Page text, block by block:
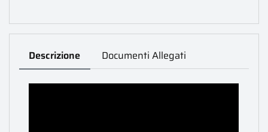
Descrizione Documenti Allegati